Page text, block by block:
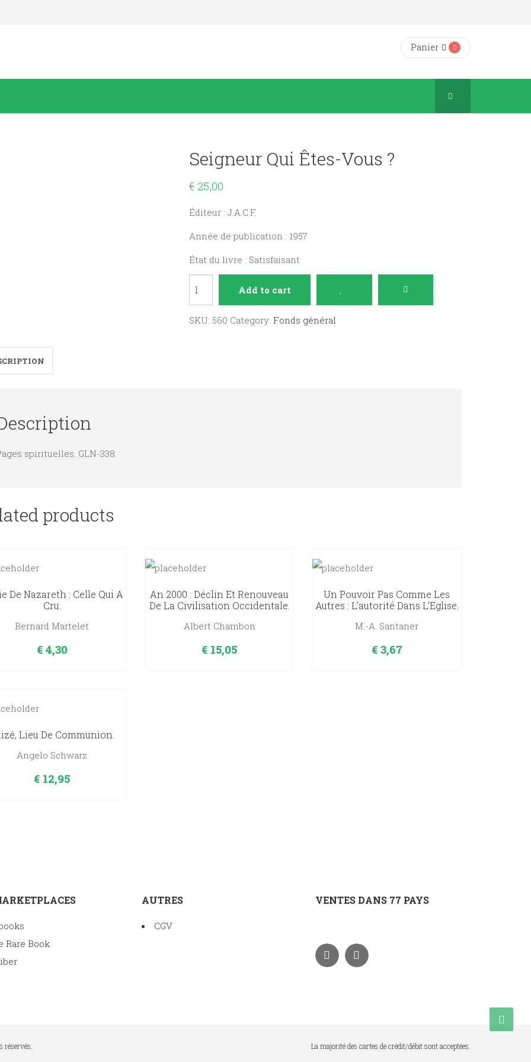
Panier 0
Seigneur Qui Êtes-Vous ?
€ 25,00
Éditeur : J.A.C.F.
Année de publication : 1957
État du livre : Satisfaisant
êtes-
Add to cart
SKU: 560 Category: Fonds général
spirituelles. GLN-338.
products
De Nazareth : Celle Qui A
Cru.
Bernard Martelet
€4,30
An 2000 : Déclin Et Renouveau
De La Civilisation Occidentale.
Albert Chambon
€ 15,05
Un Pouvoir Pas Comme Les
Autres : L’autorité Dans L’Eglise.
M.-A. Santaner
€3,67
Lieu De Communion.
Angelo Schwarz
€ 12,95
Rare Book
AUTRES
CGV
VENTES DANS 77 PAYS
réservés. La majorité des cartes de crédit/débit sont acceptées.